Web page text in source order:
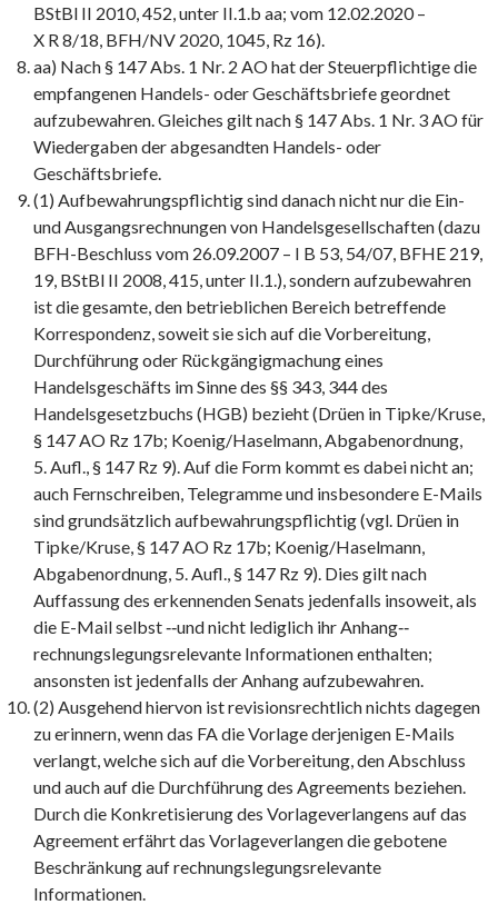
BStBl II 2010, 452, unter II.1.b aa; vom 12.02.2020 –
X R 8/18, BFH/NV 2020, 1045, Rz 16).
aa) Nach § 147 Abs. 1 Nr. 2 AO hat der Steuerpflichtige die
empfangenen Handels- oder Geschäftsbriefe geordnet
aufzubewahren. Gleiches gilt nach § 147 Abs. 1 Nr. 3 AO für
Wiedergaben der abgesandten Handels- oder
Geschäftsbriefe.
(1) Aufbewahrungspflichtig sind danach nicht nur die Ein-
und Ausgangsrechnungen von Handelsgesellschaften (dazu
BFH-Beschluss vom 26.09.2007 – I B 53, 54/07, BFHE 219,
19, BStBl II 2008, 415, unter II.1.), sondern aufzubewahren
ist die gesamte, den betrieblichen Bereich betreffende
Korrespondenz, soweit sie sich auf die Vorbereitung,
Durchführung oder Rückgängigmachung eines
Handelsgeschäfts im Sinne des §§ 343, 344 des
Handelsgesetzbuchs (HGB) bezieht (Drüen in Tipke/Kruse,
§ 147 AO Rz 17b; Koenig/Haselmann, Abgabenordnung,
5. Aufl., § 147 Rz 9). Auf die Form kommt es dabei nicht an;
auch Fernschreiben, Telegramme und insbesondere E-Mails
sind grundsätzlich aufbewahrungspflichtig (vgl. Drüen in
Tipke/Kruse, § 147 AO Rz 17b; Koenig/Haselmann,
Abgabenordnung, 5. Aufl., § 147 Rz 9). Dies gilt nach
Auffassung des erkennenden Senats jedenfalls insoweit, als
die E-Mail selbst ‑‑und nicht lediglich ihr Anhang‑‑
rechnungslegungsrelevante Informationen enthalten;
ansonsten ist jedenfalls der Anhang aufzubewahren.
(2) Ausgehend hiervon ist revisionsrechtlich nichts dagegen
zu erinnern, wenn das FA die Vorlage derjenigen E-Mails
verlangt, welche sich auf die Vorbereitung, den Abschluss
und auch auf die Durchführung des Agreements beziehen.
Durch die Konkretisierung des Vorlageverlangens auf das
Agreement erfährt das Vorlageverlangen die gebotene
Beschränkung auf rechnungslegungsrelevante
Informationen.